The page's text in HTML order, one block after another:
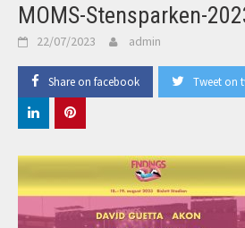
MOMS-Stensparken-
22/07/2023 admin
Share on facebook Tweet on